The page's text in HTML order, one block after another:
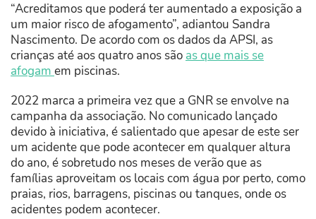
“Acreditamos que poderá ter aumentado a exposição a
um maior risco de afogamento”, adiantou Sandra
Nascimento. De acordo com os dados da APSI, as
crianças até aos quatro anos são as que mais se
afogam em piscinas.
2022 marca a primeira vez que a GNR se envolve na
campanha da associação. No comunicado lançado
devido à iniciativa, é salientado que apesar de este ser
um acidente que pode acontecer em qualquer altura
do ano, é sobretudo nos meses de verão que as
famílias aproveitam os locais com água por perto, como
praias, rios, barragens, piscinas ou tanques, onde os
acidentes podem acontecer.